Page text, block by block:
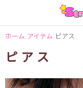
ホーム アイテム ピアス
ピアス